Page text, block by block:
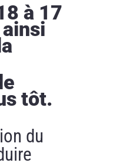
à 17
tôt.
du